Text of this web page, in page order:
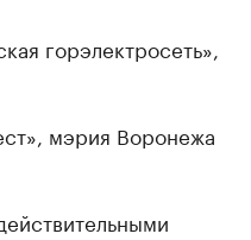
горэлектросеть»,
мэрия Воронежа